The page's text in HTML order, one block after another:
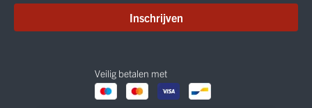
Patagonia
Veilig betalen met
Inschrijven